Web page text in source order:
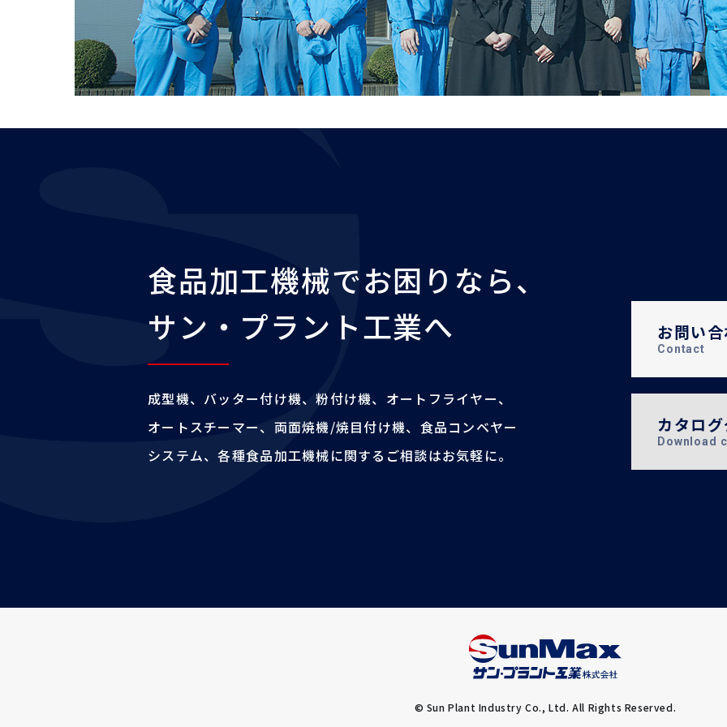
食品加工機械でお困りなら、
サン・プラント工業へ
成型機、バッター付け機、粉付け機、オートフライヤー、
オートスチーマー、両面焼機/焼目付け機、食品コンベヤー
システム、各種食品加工機械に関するご相談はお気軽に。
お問い
Contact
カタロ
Download
© Sun Plant Industry Co., Ltd. All Rights Reserved.